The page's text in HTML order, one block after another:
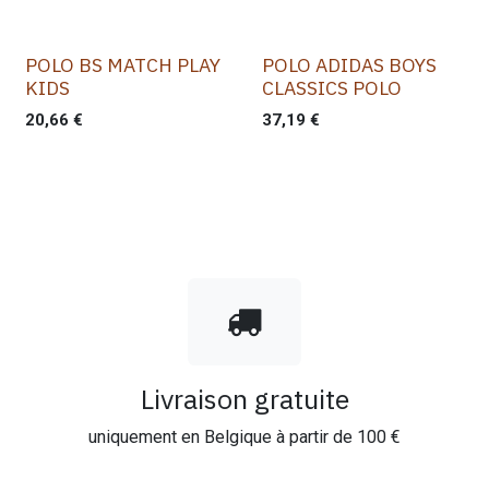
POLO BS MATCH PLAY
KIDS
20,66 €
POLO ADIDAS BOYS
CLASSICS POLO
37,19 €
Livraison gratuite
uniquement en Belgique à partir de 100 €